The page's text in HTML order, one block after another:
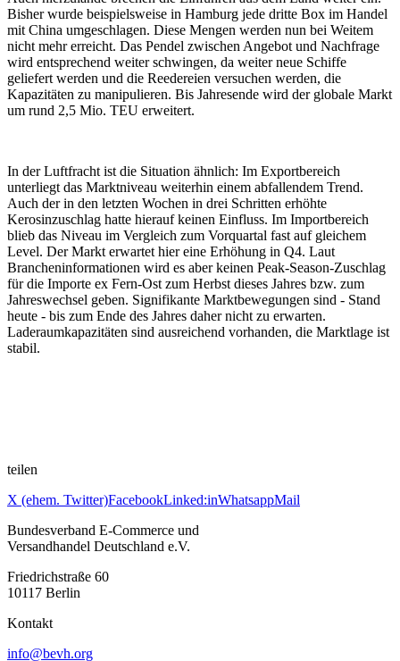
Bisher wurde beispielsweise in Hamburg jede dritte Box im Handel
mit China umgeschlagen. Diese Mengen werden nun bei Weitem
nicht mehr erreicht. Das Pendel zwischen Angebot und Nachfrage
wird entsprechend weiter schwingen, da weiter neue Schiffe
geliefert werden und die Reedereien versuchen werden, die
Kapazitäten zu manipulieren. Bis Jahresende wird der globale Markt
um rund 2,5 Mio. TEU erweitert.
In der Luftfracht ist die Situation ähnlich: Im Exportbereich
unterliegt das Marktniveau weiterhin einem abfallendem Trend.
Auch der in den letzten Wochen in drei Schritten erhöhte
Kerosinzuschlag hatte hierauf keinen Einfluss. Im Importbereich
blieb das Niveau im Vergleich zum Vorquartal fast auf gleichem
Level. Der Markt erwartet hier eine Erhöhung in Q4. Laut
Brancheninformationen wird es aber keinen Peak-Season-Zuschlag
für die Importe ex Fern-Ost zum Herbst dieses Jahres bzw. zum
Jahreswechsel geben. Signifikante Marktbewegungen sind - Stand
heute - bis zum Ende des Jahres daher nicht zu erwarten.
Laderaumkapazitäten sind ausreichend vorhanden, die Marktlage ist
stabil.
teilen
X (ehem. Twitter)FacebookLinked:inWhatsappMail
Bundesverband E-Commerce und
Versandhandel Deutschland e.V.
Friedrichstraße 60
10117 Berlin
Kontakt
info@bevh.org